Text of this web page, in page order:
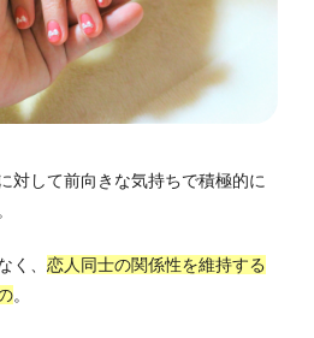
対して前向きな気持ちで積極的に
く、 恋人同士の関係性を維持する
。